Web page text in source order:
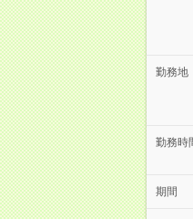
勤務地
勤務時
期間